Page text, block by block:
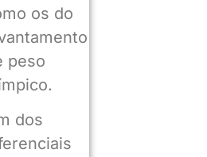
os do
peso
dos